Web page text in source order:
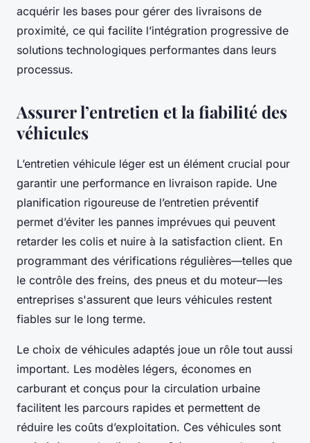
acquérir les bases pour gérer des livraisons de
proximité, ce qui facilite l’intégration progressive de
solutions technologiques performantes dans leurs
processus.
Assurer l’entretien et la fiabilité des
véhicules
L’entretien véhicule léger est un élément crucial pour
garantir une performance en livraison rapide. Une
planification rigoureuse de l’entretien préventif
permet d’éviter les pannes imprévues qui peuvent
retarder les colis et nuire à la satisfaction client. En
programmant des vérifications régulières—telles que
le contrôle des freins, des pneus et du moteur—les
entreprises s'assurent que leurs véhicules restent
fiables sur le long terme.
Le choix de véhicules adaptés joue un rôle tout aussi
important. Les modèles légers, économes en
carburant et conçus pour la circulation urbaine
facilitent les parcours rapides et permettent de
réduire les coûts d’exploitation. Ces véhicules sont